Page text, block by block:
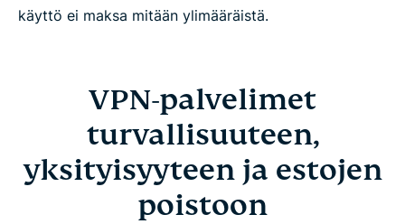
käyttö ei maksa mitään ylimääräistä.
VPN-palvelimet
turvallisuuteen,
yksityisyyteen ja estojen
poistoon